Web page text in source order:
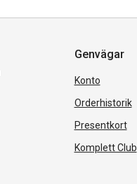
Genvägar
Konto
Orderhistorik
Presentkort
Komplett Club